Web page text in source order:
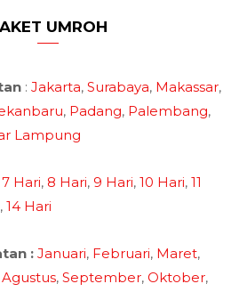
UMROH
: Jakarta, Surabaya, Makassar,
, Padang, Palembang,
Lampung
7 Hari, 8 Hari, 9 Hari, 10 Hari, 11
, 14 Hari
: Januari, Februari, Maret,
Agustus, September, Oktober,